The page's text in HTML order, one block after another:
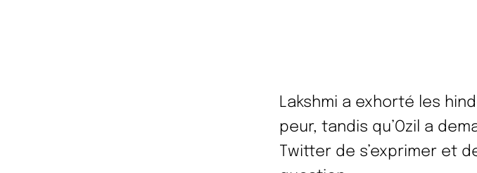
Lakshmi a exhorté les
peur, tandis qu’Ozil a
Twitter de s’exprimer et